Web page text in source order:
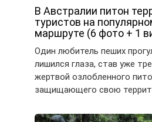
В Австралии питон
туристов на
маршруте (6 фото + 1
Один любитель пеших
лишился глаза, став уже
жертвой озлобленного
защищающего свою